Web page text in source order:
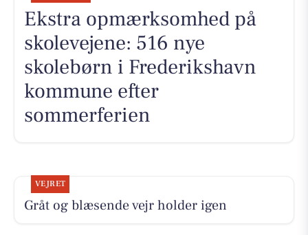
Ekstra opmærksomhed på
skolevejene: 516 nye
skolebørn i Frederikshavn
kommune efter
sommerferien
VEJRET
Gråt og blæsende vejr holder igen